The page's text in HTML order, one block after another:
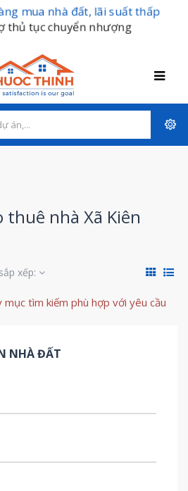
mua nhà đất, lãi suất thấp
thủ tục chuyển nhượng
thuê nhà Xã Kiên
xếp:
tìm kiếm phù hợp với yêu cầu
NHÀ ĐẤT